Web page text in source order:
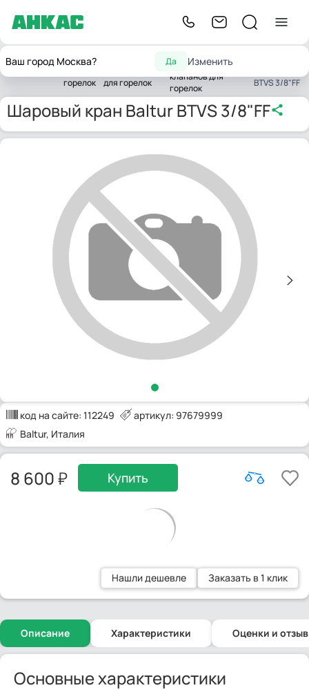
Ваш город Москва? Да Изменить
Главная
Запчасти
горелок
для горелок
жидкотопливных
клапанов для
горелок
BTVS 3/8"FF
Шаровый кран Baltur BTVS 3/8"FF
код на сайте: 112249
артикул: 97679999
Baltur, Италия
8 600 Купить
Нашли дешевле Заказать в 1 клик
Описание Характеристики Оценки и
Основные характеристики